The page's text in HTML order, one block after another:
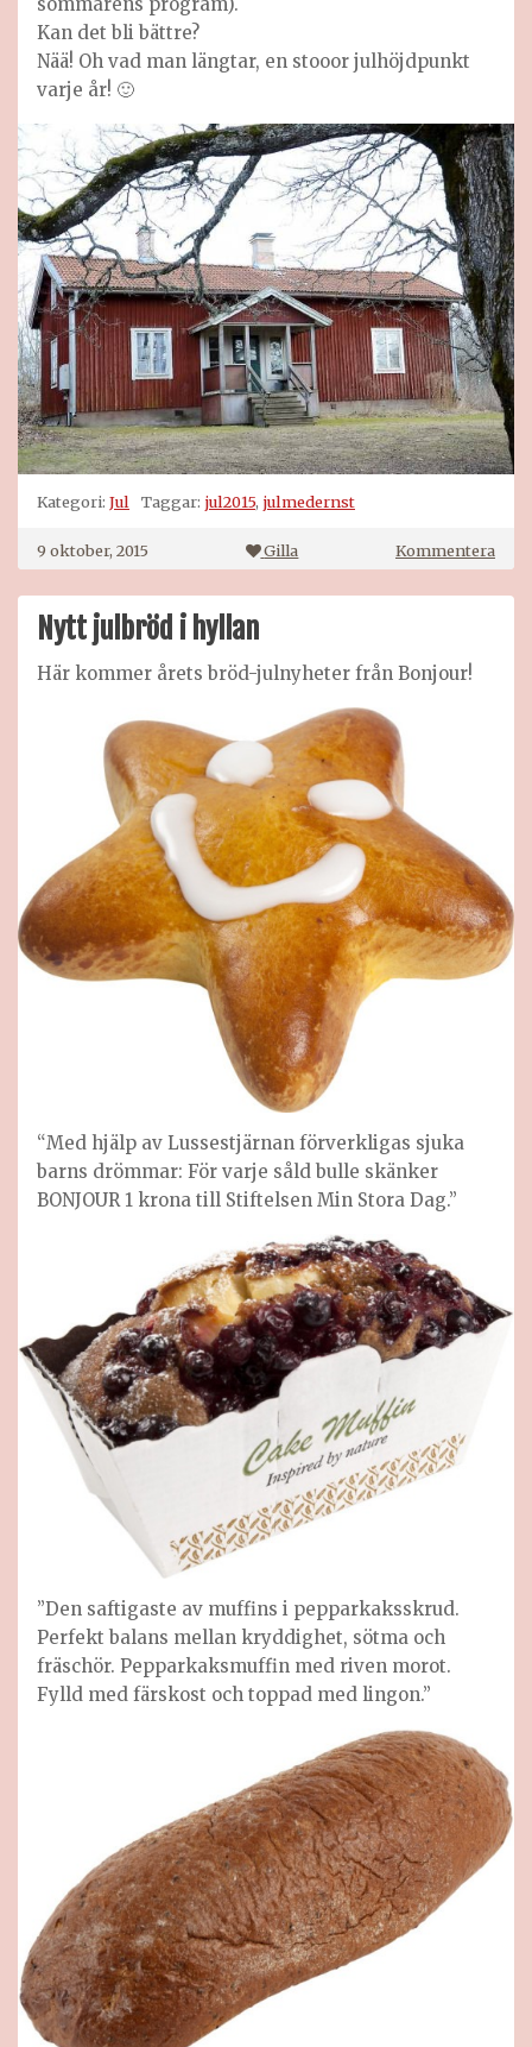
Kan det bli bättre?
Nää! Oh vad man längtar, en stooor julhöjdpunkt
varje år! 🙂
Kategori: Jul Taggar: jul2015, julmedernst
9 oktober, 2015 Gilla Kommenterapå
Jul
med
Nytt julbröd i hyllan
Här kommer årets bröd-julnyheter från Bonjour!
“Med hjälp av Lussestjärnan förverkligas sjuka
barns drömmar: För varje såld bulle skänker
BONJOUR 1 krona till Stiftelsen Min Stora Dag.”
”Den saftigaste av muffins i pepparkaksskrud.
Perfekt balans mellan kryddighet, sötma och
fräschör. Pepparkaksmuffin med riven morot.
Fylld med färskost och toppad med lingon.”